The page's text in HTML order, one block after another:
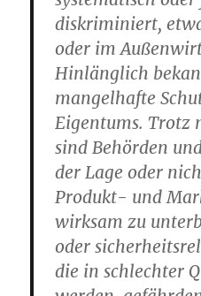
diskriminiert,
oder im
Hinlänglich
mangelhafte
Eigentums. Trotz
sind Behörden
der Lage oder
Produkt- und
wirksam zu
oder
die in schlechter